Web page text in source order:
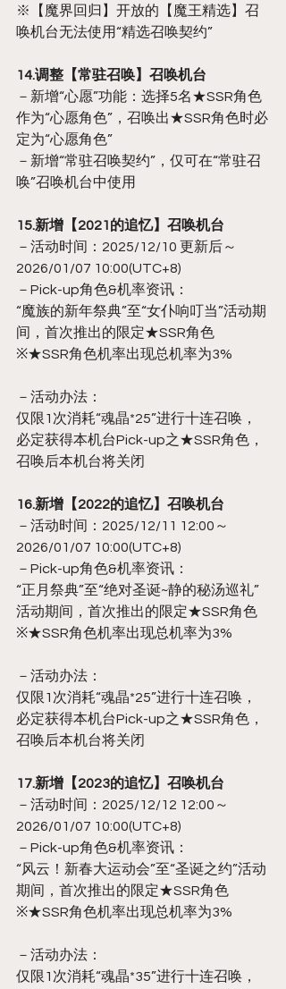
※【魔界回归】开放的【魔王精选】召
唤机台无法使用“精选召唤契约”
14.调整【常驻召唤】召唤机台
－新增“心愿”功能：选择5名★SSR角色
作为“心愿角色”，召唤出★SSR角色时必
定为“心愿角色”
－新增“常驻召唤契约”，仅可在“常驻召
唤”召唤机台中使用
15.新增【2021的追忆】召唤机台
－活动时间：2025/12/10 更新后～
2026/01/07 10:00(UTC+8)
－Pick-up角色&机率资讯：
“魔族的新年祭典”至“女仆响叮当”活动期
间，首次推出的限定★SSR角色
※★SSR角色机率出现总机率为3%
－活动办法：
仅限1次消耗“魂晶*25”进行十连召唤，
必定获得本机台Pick-up之★SSR角色，
召唤后本机台将关闭
16.新增【2022的追忆】召唤机台
－活动时间：2025/12/11 12:00～
2026/01/07 10:00(UTC+8)
－Pick-up角色&机率资讯：
“正月祭典”至“绝对圣诞~静的秘汤巡礼”
活动期间，首次推出的限定★SSR角色
※★SSR角色机率出现总机率为3%
－活动办法：
仅限1次消耗“魂晶*25”进行十连召唤，
必定获得本机台Pick-up之★SSR角色，
召唤后本机台将关闭
17.新增【2023的追忆】召唤机台
－活动时间：2025/12/12 12:00～
2026/01/07 10:00(UTC+8)
－Pick-up角色&机率资讯：
“风云！新春大运动会”至“圣诞之约”活动
期间，首次推出的限定★SSR角色
※★SSR角色机率出现总机率为3%
－活动办法：
仅限1次消耗“魂晶*35”进行十连召唤，